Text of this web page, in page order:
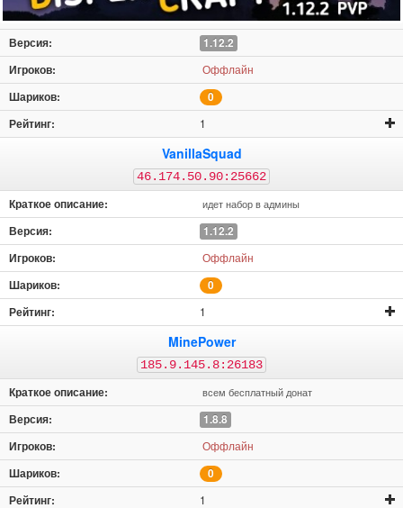
1.12.2
Оффлайн
0
1
VanillaSquad
46.174.50.90:25662
идет набор в админы
1.12.2
Оффлайн
0
1
MinePower
185.9.145.8:26183
всем бесплатный донат
1.8.8
Оффлайн
0
1